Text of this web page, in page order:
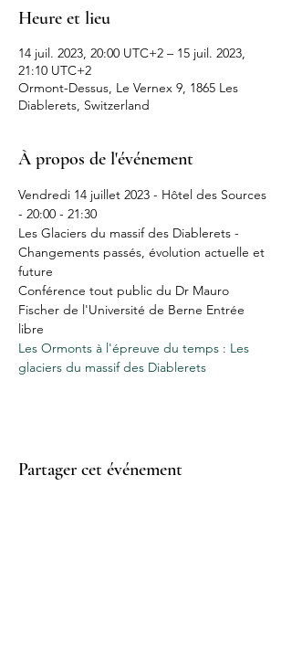
Heure et lieu
14 juil. 2023, 20:00 UTC+2 – 15 juil. 2023,
21:10 UTC+2
Ormont-Dessus, Le Vernex 9, 1865 Les
Diablerets, Switzerland
À propos de l'événement
Vendredi 14 juillet 2023 - Hôtel des Sources
- 20:00 - 21:30
Les Glaciers du massif des Diablerets -
Changements passés, évolution actuelle et
future
Conférence tout public du Dr Mauro
Fischer de l'Université de Berne Entrée
Les Ormonts à l'épreuve du temps : Les
glaciers du massif des Diablerets
Partager cet événement